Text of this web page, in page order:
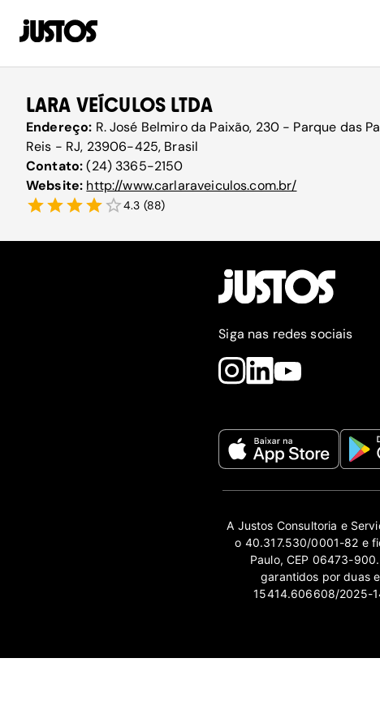
LARA VEÍCULOS LTDA
Endereço: R. José Belmiro da Paixão, 230 - Parque das
Reis - RJ, 23906-425, Brasil
Contato:(24) 3365-2150
Website: http://www.carlaraveiculos.com.br/
4.3 (88)
Siga nas redes sociais
A Justos Consultoria e
o 40.317.530/0001-82 e
Paulo, CEP 06473-
garantidos por duas
15414.606608/2025-